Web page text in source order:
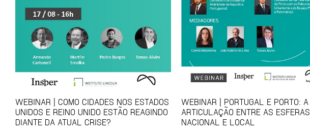
WEBINAR | COMO CIDADES NOS ESTADOS
UNIDOS E REINO UNIDO ESTÃO REAGINDO
DIANTE DA ATUAL CRISE?
WEBINAR | PORTUGAL E PORTO: A
ARTICULAÇÃO ENTRE AS ESFERAS
NACIONAL E LOCAL